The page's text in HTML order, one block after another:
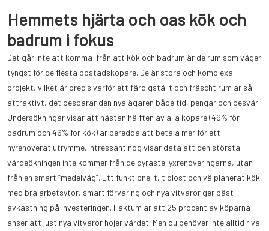
Hemmets hjärta och oas kök och
badrum i fokus
Det går inte att komma ifrån att kök och badrum är de rum som väger
tyngst för de flesta bostadsköpare. De är stora och komplexa
projekt, vilket är precis varför ett färdigställt och fräscht rum är så
attraktivt, det besparar den nya ägaren både tid, pengar och besvär.
Undersökningar visar att nästan hälften av alla köpare (49% för
badrum och 46% för kök) är beredda att betala mer för ett
nyrenoverat utrymme. Intressant nog visar data att den största
värdeökningen inte kommer från de dyraste lyxrenoveringarna, utan
från en smart ”medelväg”. Ett funktionellt, tidlöst och välplanerat kök
med bra arbetsytor, smart förvaring och nya vitvaror ger bäst
avkastning på investeringen. Faktum är att 25 procent av köparna
anser att just nya vitvaror höjer värdet. Men du behöver inte alltid riva